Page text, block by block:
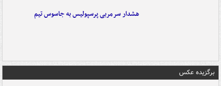
هشدار سرمربی پرسپولیس به جاسوس تیم
برگزیده عکس